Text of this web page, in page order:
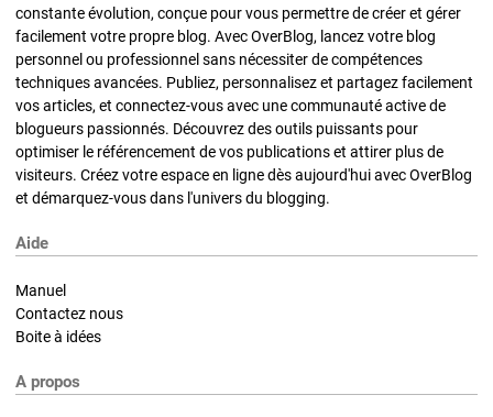
constante évolution, conçue pour vous permettre de créer et gérer
facilement votre propre blog. Avec OverBlog, lancez votre blog
personnel ou professionnel sans nécessiter de compétences
techniques avancées. Publiez, personnalisez et partagez facilement
vos articles, et connectez-vous avec une communauté active de
blogueurs passionnés. Découvrez des outils puissants pour
optimiser le référencement de vos publications et attirer plus de
visiteurs. Créez votre espace en ligne dès aujourd'hui avec OverBlog
et démarquez-vous dans l'univers du blogging.
Aide
Manuel
Contactez nous
Boite à idées
A propos